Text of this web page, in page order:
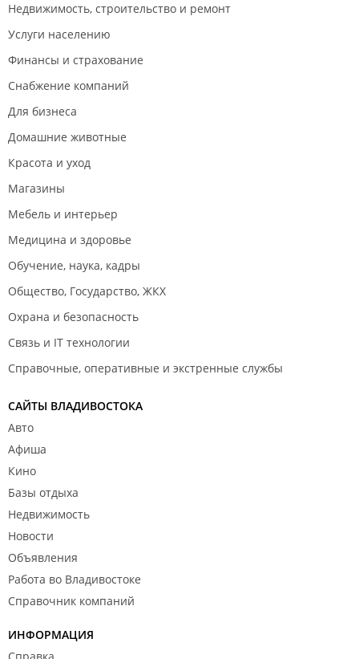
Недвижимость, строительство и ремонт
Услуги населению
Финансы и страхование
Снабжение компаний
Для бизнеса
Домашние животные
Красота и уход
Магазины
Мебель и интерьер
Медицина и здоровье
Обучение, наука, кадры
Общество, Государство, ЖКХ
Охрана и безопасность
Связь и IT технологии
Справочные, оперативные и экстренные службы
САЙТЫ ВЛАДИВОСТОКА
Авто
Афиша
Кино
Базы отдыха
Недвижимость
Новости
Объявления
Работа во Владивостоке
Справочник компаний
ИНФОРМАЦИЯ